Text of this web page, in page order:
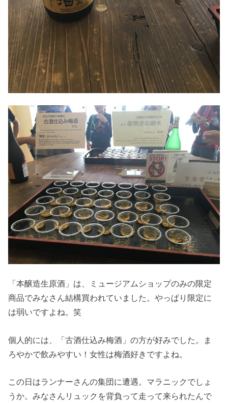
「本醸造生原酒」は、ミュージアムショップのみの限定
商品でみなさん結構買われていました。やっぱり限定に
は弱いですよね。笑
個人的には、「古酒仕込み梅酒」の方が好みでした。ま
ろやかで飲みやすい！女性は梅酒好きですよね。
この日はランナーさんの集団に遭遇。マラニックでしょ
うか。みなさんリュックを背負って走って来られたんで